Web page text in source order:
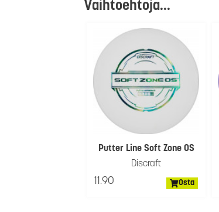
Vaihtoehtoja...
Putter Line Soft Zone OS
Discraft
11.90 Osta